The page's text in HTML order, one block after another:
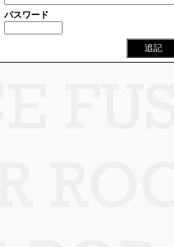
パスワード
追記